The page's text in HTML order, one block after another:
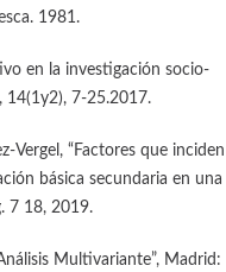
1981.
en la investigación socio-
14(1y2), 7-25.2017.
Vergel, “Factores que inciden
básica secundaria en una
7 18, 2019.
Multivariante”, Madrid: